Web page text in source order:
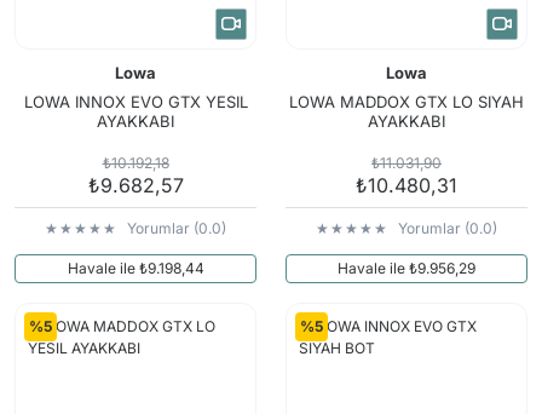
Lowa
LOWA INNOX EVO GTX YESIL
AYAKKABI
₺10.192,18
₺9.682,57
Yorumlar (0.0)
Havale ile ₺9.198,44
Lowa
LOWA MADDOX GTX LO SIYAH
AYAKKABI
₺11.031,90
₺10.480,31
Yorumlar (0.0)
Havale ile ₺9.956,29
%5 %5